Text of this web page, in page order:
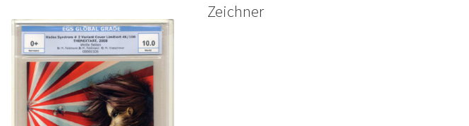
Zeichner